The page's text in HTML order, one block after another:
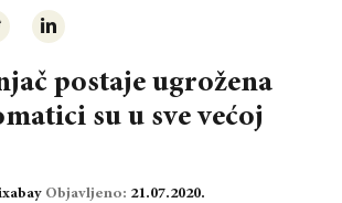
postaje ugrožena
su u sve većoj
Objavljeno: 21.07.2020.